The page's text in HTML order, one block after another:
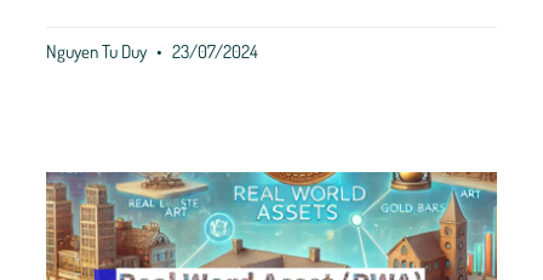
Nguyen Tu Duy 23/07/2024